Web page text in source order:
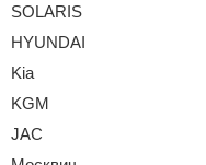
SOLARIS
HYUNDAI
Kia
KGM
JAC